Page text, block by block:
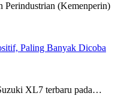
Perindustrian (Kemenperin)
Paling Banyak Dicoba
XL7 terbaru pada…